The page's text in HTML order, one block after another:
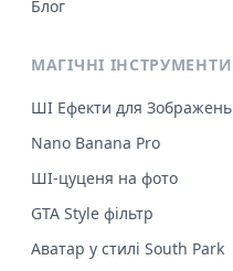
Блог
МАГІЧНІ ІНСТРУМЕНТИ
ШІ Ефекти для Зображень
Nano Banana Pro
ШІ-цуценя на фото
GTA Style фільтр
Аватар у стилі South Park